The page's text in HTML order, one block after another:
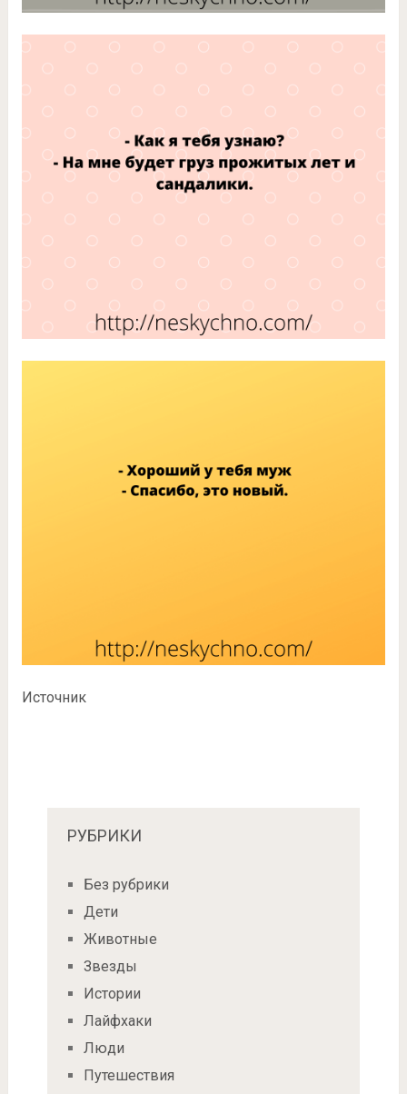
Источник
РУБРИКИ
Без рубрики
Дети
Животные
Звезды
Истории
Лайфхаки
Люди
Путешествия